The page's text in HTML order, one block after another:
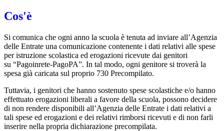
Cos'è
Si comunica che ogni anno la scuola è tenuta ad inviare all’Agenzia
delle Entrate una comunicazione contenente i dati relativi alle spese
per istruzione scolastica ed erogazioni ricevute dai genitori
su “Pagoinrete-PagoPA”. In tal modo, ogni genitore si troverà la
spesa già caricata sul proprio 730 Precompilato.
Tuttavia, i genitori che hanno sostenuto spese scolastiche e/o hanno
effettuato erogazioni liberali a favore della scuola, possono decidere
di non rendere disponibili all’Agenzia delle Entrate i dati relativi a
tali spese ed erogazioni e dei relativi rimborsi ricevuti e di non farli
inserire nella propria dichiarazione precompilata.